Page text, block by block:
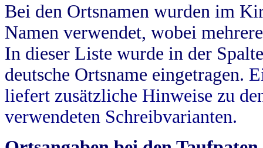
Bei den Ortsnamen wurden im
Namen verwendet, wobei
In dieser Liste wurde in der
deutsche Ortsname eingetragen.
liefert zusätzliche Hinweise zu
verwendeten Schreibvarianten.